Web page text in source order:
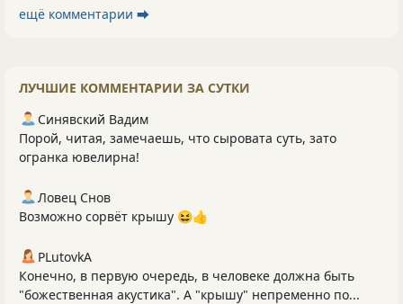
ещё комментарии ⮕
ЛУЧШИЕ КОММЕНТАРИИ ЗА СУТКИ
Синявский Вадим
Порой, читая, замечаешь, что сыровата суть, зато
огранка ювелирна!
Ловец Снов
Возможно сорвёт крышу 😆👍
PLutоvkА
Конечно, в первую очередь, в человеке должна быть
"божественная акустика". А "крышу" непременно по...